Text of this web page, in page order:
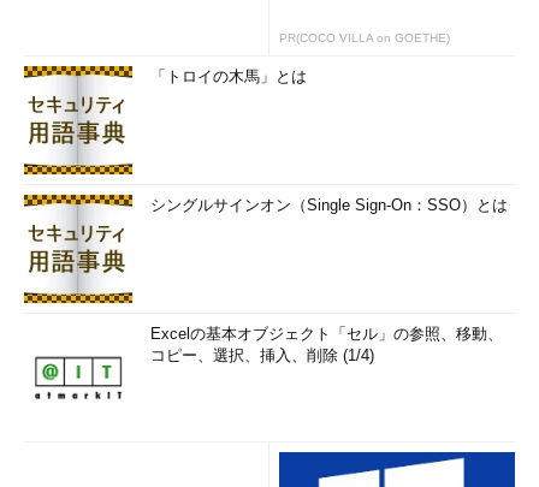
PR(COCO VILLA on GOETHE)
「トロイの木馬」とは
シングルサインオン（Single Sign-On：SSO）とは
Excelの基本オブジェクト「セル」の参照、移動、
コピー、選択、挿入、削除 (1/4)